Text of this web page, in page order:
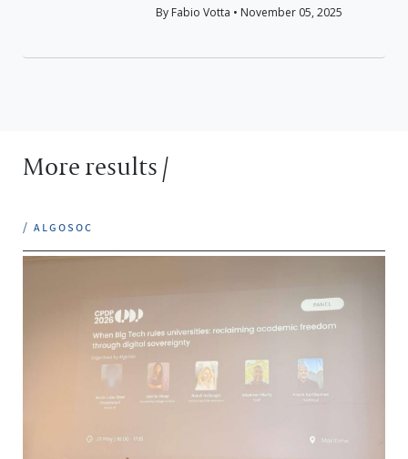
By Fabio Votta • November 05, 2025
More results /
/ algosoc